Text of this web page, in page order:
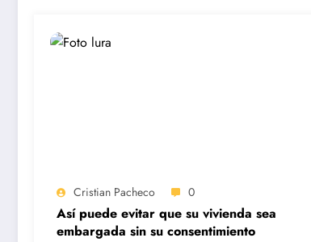
Cristian Pacheco 0
Así puede evitar que su vivienda sea
embargada sin su consentimiento